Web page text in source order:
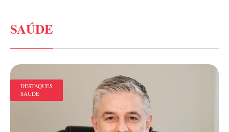
SAÚDE
DESTAQUES
SAÚDE